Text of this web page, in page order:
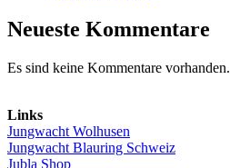
Neueste Kommentare
Es sind keine Kommentare vorhanden.
Links
Jungwacht Wolhusen
Jungwacht Blauring Schweiz
Jubla Shop